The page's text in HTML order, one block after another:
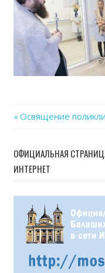
по
записям
Previous
Освящение
ОФИЦИАЛЬНАЯ
ИНТЕРНЕТ